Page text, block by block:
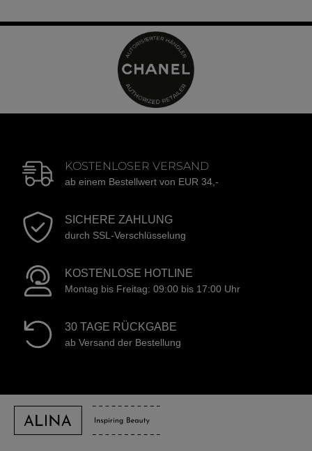
KOSTENLOSER VERSAND
ab einem Bestellwert von EUR 34,-
SICHERE ZAHLUNG
durch SSL-Verschlüsselung
KOSTENLOSE HOTLINE
Montag bis Freitag: 09:00 bis 17:00 Uhr
30 TAGE RÜCKGABE
ab Versand der Bestellung